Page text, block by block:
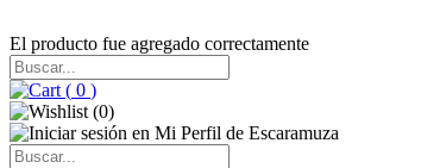
El producto fue agregado correctamente
( 0 )
(0)